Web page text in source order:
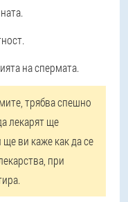
на спермата.
трябва спешно
лекарят ще
ви каже как да се
при